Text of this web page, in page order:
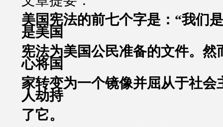
美国宪法的前七个字是：“我们
是美国
宪法为美国公民准备的文件。然
心将国
家转变为一个镜像并屈从于社会
人劫持
了它。